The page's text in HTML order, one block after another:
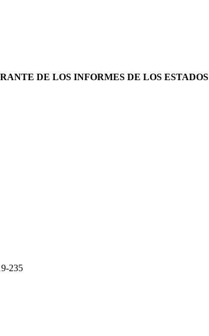
DE LOS INFORMES DE LOS ESTADOS
235